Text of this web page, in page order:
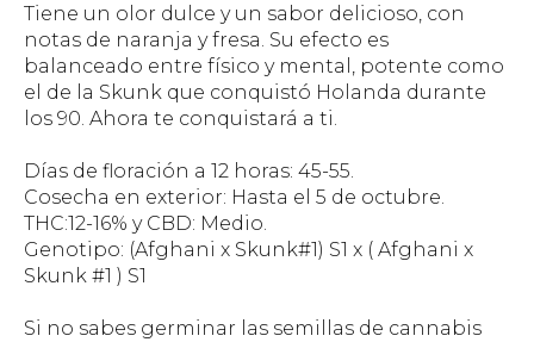
Tiene un olor dulce y un sabor delicioso, con
notas de naranja y fresa. Su efecto es
balanceado entre físico y mental, potente como
el de la Skunk que conquistó Holanda durante
los 90. Ahora te conquistará a ti.
Días de floración a 12 horas: 45-55.
Cosecha en exterior: Hasta el 5 de octubre.
THC:12-16% y CBD: Medio.
Genotipo: (Afghani x Skunk#1) S1 x ( Afghani x
Skunk #1 ) S1
Si no sabes germinar las semillas de cannabis